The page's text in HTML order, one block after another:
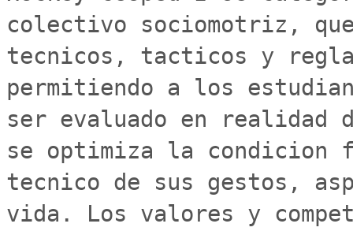
colectivo sociomotriz,
tecnicos, tacticos y
permitiendo a los
ser evaluado en realidad
se optimiza la condicion
tecnico de sus gestos,
vida. Los valores y